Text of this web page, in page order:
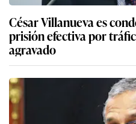
César Villanueva es
prisión efectiva por
agravado